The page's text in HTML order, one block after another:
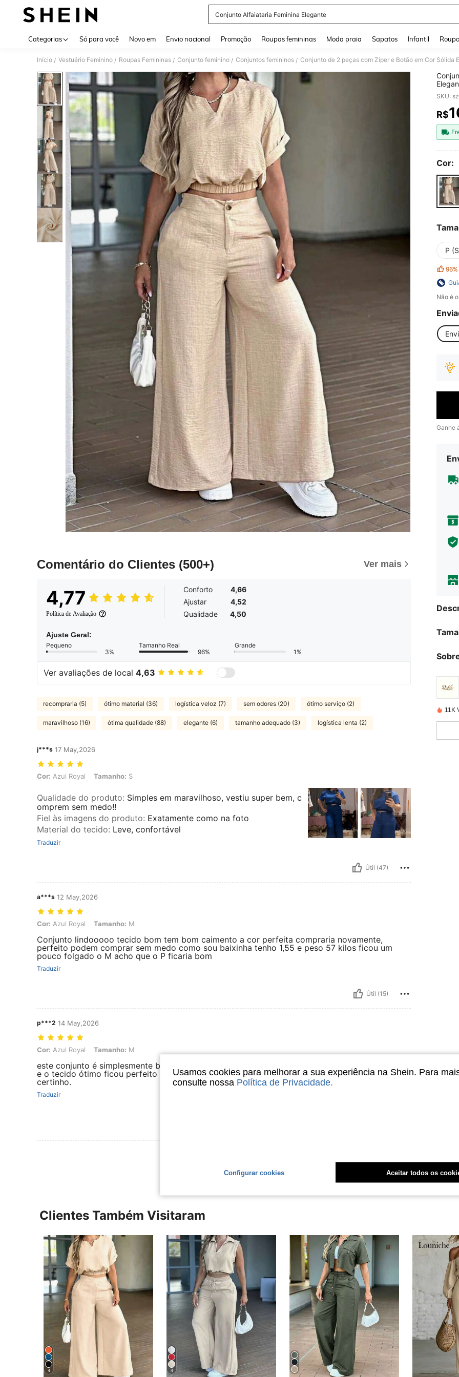
Conjunto Alfaiataria Feminina Elegante
Categorias Só para você Novo em Envio nacional Promoção Roupas femininas Moda praia Sapatos Infantil
Início / Vestuário Feminino / Roupas Femininas / Conjunto feminino / Conjuntos femininos /
Comentário do Clientes (500+) Ver mais
4,77
Política de Avaliação
Conforto
4,66
Ajustar
4,52
Qualidade
4,50
Ajuste Geral:
Pequeno
3%
Tamanho Real
96%
Grande
1%
Ver avaliações de local 4,63
recompraria (5) ótimo material (36) logística veloz (7) sem odores (20) ótimo serviço (2)
maravilhoso (16) ótima qualidade (88) elegante (6) tamanho adequado (3) logística lenta (2)
j***s 17 May,2026
Cor: Azul Royal, Tamanho: S
Cor: Azul Royal Tamanho: S
Qualidade do produto: Simples em maravilhoso, vestiu super bem, c
omprem sem medo!!
Fiel às imagens do produto: Exatamente como na foto
Material do tecido: Leve, confortável
Traduzir
Útil (47)
a***s 12 May,2026
Cor: Azul Royal, Tamanho: M
Cor: Azul Royal Tamanho: M
Conjunto lindooooo tecido bom tem bom caimento a cor perfeita compraria novamente,
perfeito podem comprar sem medo como sou baixinha tenho 1,55 e peso 57 kilos ficou um
pouco folgado o M acho que o P ficaria bom
Traduzir
Útil (15)
p***2 14 May,2026
Cor: Azul Royal, Tamanho: M
Cor: Azul Royal Tamanho: M
este conjunto é simplesmente belo, estou apaixonada, estou por ele. muito chique
e o tecido ótimo ficou perfeito no meu corpo. uso 40 pedi tamanho M e coube
certinho.
Traduzir
R$
Cor:
P
96%
Não é
Ganhe
11K
Clientes Também Visitaram
4 4
Usamos cookies para melhorar a sua experiência na Shein. Para
consulte nossa Política de Privacidade.
Configurar cookies Aceitar todos os